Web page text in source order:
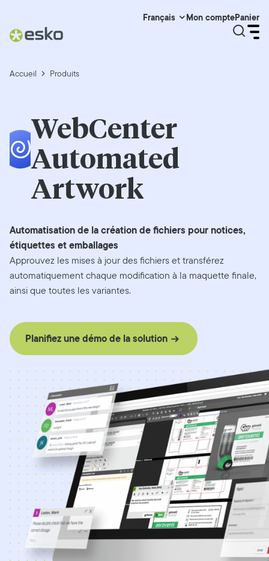
Français Mon comptePanier
Accueil Produits
WebCenter
Automated
Artwork
Automatisation de la création de fichiers pour notices,
étiquettes et emballages
Approuvez les mises à jour des fichiers et transférez
automatiquement chaque modification à la maquette finale,
ainsi que toutes les variantes.
Planifiez une démo de la solution